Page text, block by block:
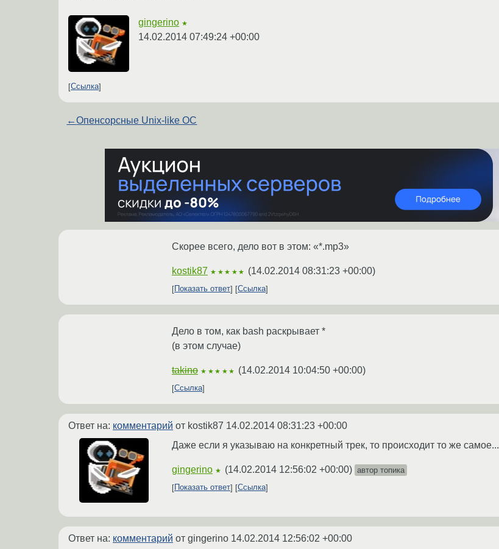
gingerino ★
14.02.2014 07:49:24 +00:00
Ссылка
←Опенсорсные Unix-like ОС
Скорее всего, дело вот в этом: «*.mp3»
kostik87 ★★★★★ (14.02.2014 08:31:23 +00:00)
Показать ответ Ссылка
Дело в том, как bash раскрывает *
(в этом случае)
takino ★★★★★ (14.02.2014 10:04:50 +00:00)
Ссылка
Ответ на: комментарий от kostik87 14.02.2014 08:31:23 +00:00
Даже если я указываю на конкретный трек, то происходит то же самое...
gingerino ★ (14.02.2014 12:56:02 +00:00) автор топика
Показать ответ
Ссылка
Ответ на: комментарий от gingerino 14.02.2014 12:56:02 +00:00